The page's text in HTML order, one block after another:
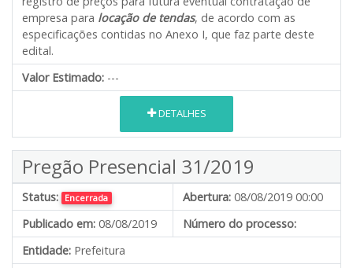
empresa para locação de tendas, de acordo com as
especificações contidas no Anexo I, que faz parte deste
edital.
Valor Estimado: ---
DETALHES
Pregão Presencial 31/2019
Status: Encerrada Abertura: 08/08/2019 00:00
Publicado em: 08/08/2019
Número do processo:
Entidade: Prefeitura